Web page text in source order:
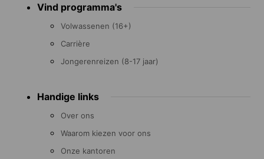
menuVind programma's
Volwassenen (16+)
Carrière
Jongerenreizen (8-17 jaar)
Handige links
Over ons
Waarom kiezen voor ons
Onze kantoren